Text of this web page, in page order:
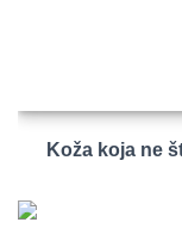
Koža koja ne